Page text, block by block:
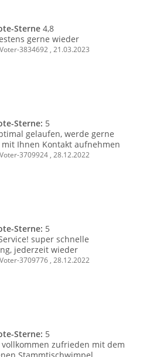
Sterne 4,8
gerne wieder
3834692 , 21.03.2023
Sterne: 5
gelaufen, werde gerne
Ihnen Kontakt aufnehmen
3709924 , 28.12.2022
Sterne: 5
super schnelle
jederzeit wieder
3709776 , 28.12.2022
Sterne: 5
zufrieden mit dem